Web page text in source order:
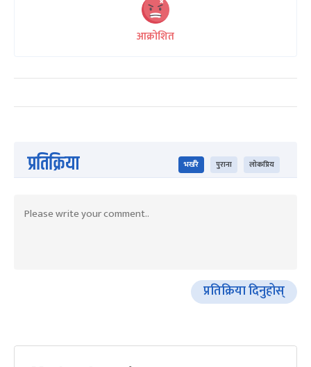
आक्रोशित
प्रतिक्रिया भर्खरै पुराना लोकप्रिय
प्रतिक्रिया दिनुहोस्